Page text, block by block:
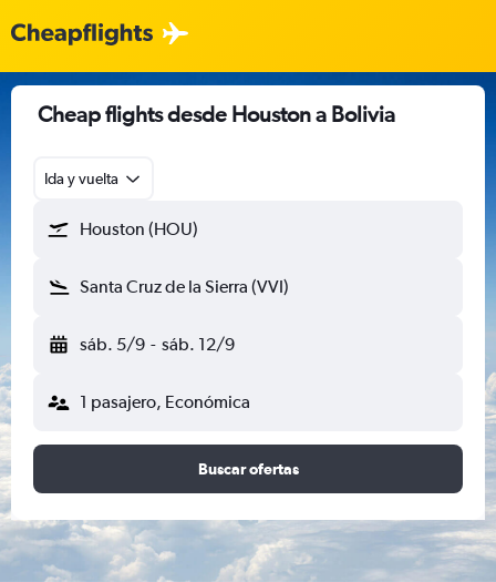
Cheap flights desde Houston a Bolivia
Ida y vuelta
Houston (HOU)
Santa Cruz de la Sierra (VVI)
sáb. 5/9 - sáb. 12/9
1 pasajero, Económica
Buscar ofertas